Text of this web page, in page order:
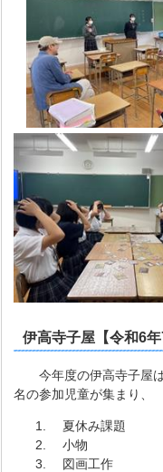
伊高寺子屋【令和6
今年度の伊高寺子屋は
名の参加児童が集まり、
夏休み課題
小物
図画工作